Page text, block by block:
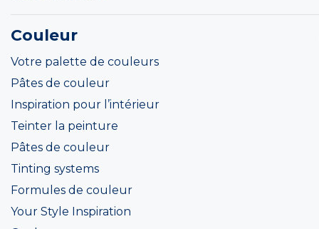
Couleur
Votre palette de couleurs
Pâtes de couleur
Inspiration pour l’intérieur
Teinter la peinture
Pâtes de couleur
Tinting systems
Formules de couleur
Your Style Inspiration